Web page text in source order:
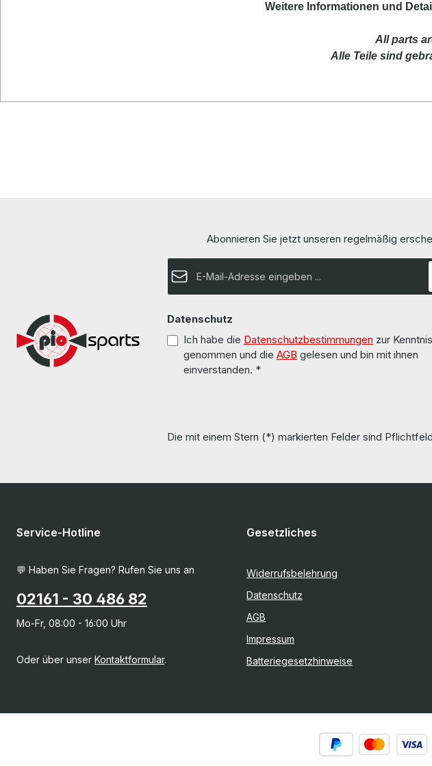
Weitere Informationen und
All parts
Alle Teile sind
Abonnieren Sie jetzt unseren regelmäßig
E-Mail-Adresse*
Datenschutz
Ich habe die Datenschutzbestimmungen zur Kenntnis
genommen und die AGB gelesen und bin mit ihnen
einverstanden. *
Die mit einem Stern (*) markierten Felder sind
Service-Hotline
💬 Haben Sie Fragen? Rufen Sie uns an
02161 - 30 486 82
Mo-Fr, 08:00 - 16:00 Uhr
Oder über unser Kontaktformular.
Gesetzliches
Widerrufsbelehrung
Datenschutz
AGB
Impressum
Batteriegesetzhinweise